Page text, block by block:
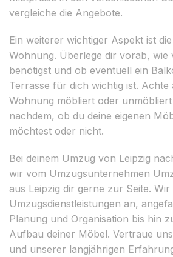
vergleiche die Angebote.
Ein weiterer wichtiger Aspekt ist
Wohnung. Überlege dir vorab, wie
benötigst und ob eventuell ein
Terrasse für dich wichtig ist. Achte
Wohnung möbliert oder
nachdem, ob du deine eigenen
möchtest oder nicht.
Bei deinem Umzug von Leipzig
wir vom Umzugsunternehmen
aus Leipzig dir gerne zur Seite.
Umzugsdienstleistungen an,
Planung und Organisation bis hin
Aufbau deiner Möbel. Vertraue
und unserer langjährigen